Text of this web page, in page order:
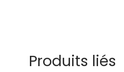
Produits liés